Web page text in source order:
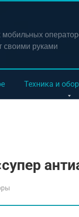
мобильных
своими руками
Техника и